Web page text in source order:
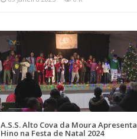
A.S.S. Alto Cova da Moura Apresenta
Hino na Festa de Natal 2024